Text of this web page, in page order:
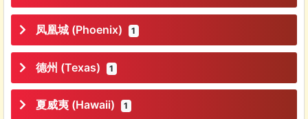
凤凰城 (Phoenix) 1
德州 (Texas) 1
夏威夷 (Hawaii) 1